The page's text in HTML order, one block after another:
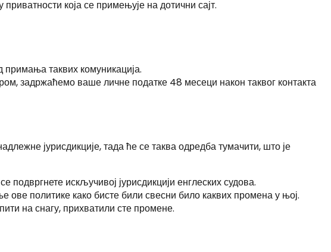
која се примењује на дотични сајт.
таквих комуникација.
задржаћемо ваше личне податке 48 месеци након таквог контакта
јурисдикције, тада ће се таква одредба тумачити, што је
искључивој јурисдикцији енглеских судова.
политике како бисте били свесни било каквих промена у њој.
на снагу, прихватили сте промене.